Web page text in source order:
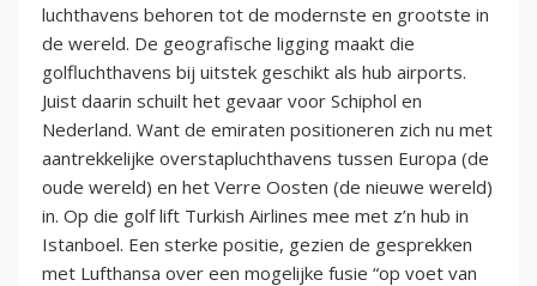
luchthavens behoren tot de modernste en grootste in
de wereld. De geografische ligging maakt die
golfluchthavens bij uitstek geschikt als hub airports.
Juist daarin schuilt het gevaar voor Schiphol en
Nederland. Want de emiraten positioneren zich nu met
aantrekkelijke overstapluchthavens tussen Europa (de
oude wereld) en het Verre Oosten (de nieuwe wereld)
in. Op die golf lift Turkish Airlines mee met z’n hub in
Istanboel. Een sterke positie, gezien de gesprekken
met Lufthansa over een mogelijke fusie “op voet van